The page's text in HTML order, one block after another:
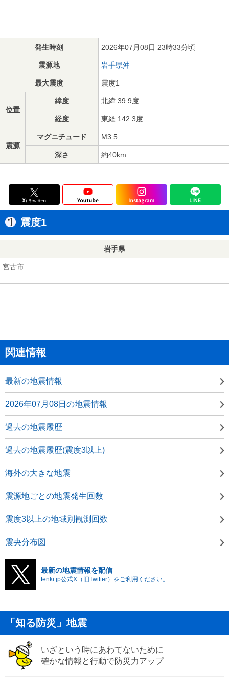
発生時刻 2026年07月08日 23時33分頃
震源地 岩手県沖
最大震度 震度1
位置
緯度 北緯 39.9度
経度 東経 142.3度
震源
マグニチュード M3.5
深さ 約40km
震度1
岩手県
宮古市
関連情報
最新の地震情報
2026年07月08日の地震情報
過去の地震履歴
過去の地震履歴(震度3以上)
海外の大きな地震
震源地ごとの地震発生回数
震度3以上の地域別観測回数
震央分布図
最新の地震情報を配信
tenki.jp公式X（旧Twitter）をご利用ください。
「知る防災」地震
いざという時にあわてないために
確かな情報と行動で防災力アップ